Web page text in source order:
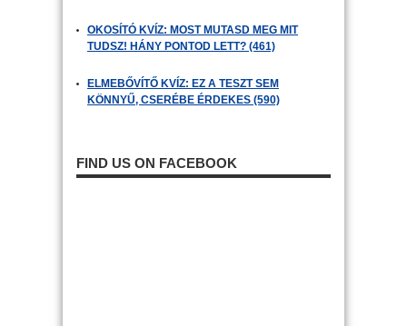
OKOSÍTÓ KVÍZ: MOST MUTASD MEG MIT
TUDSZ! HÁNY PONTOD LETT? (461)
ELMEBŐVÍTŐ KVÍZ: EZ A TESZT SEM
KÖNNYŰ, CSERÉBE ÉRDEKES (590)
FIND US ON FACEBOOK